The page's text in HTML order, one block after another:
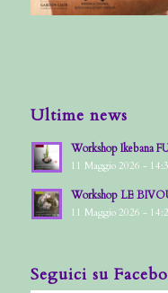
Ultime news
Workshop Ikebana
11 Maggio 2026 -
Workshop LE
11 Maggio 2026 -
Seguici su